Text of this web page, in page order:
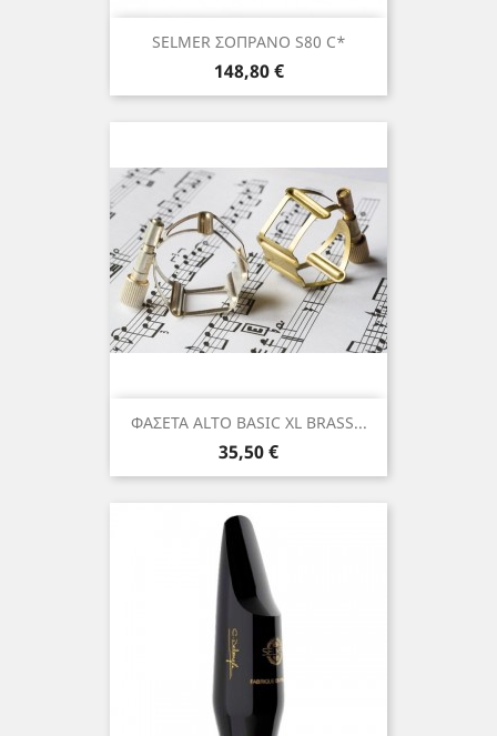
SELMER ΣΟΠΡΑΝΟ S80 C*
Τιμή
148,80 €
ΦΑΣΕΤΑ ALTO BASIC XL BRASS...
Τιμή
35,50 €